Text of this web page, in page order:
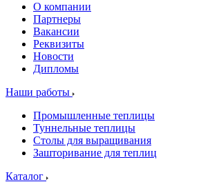
О компании
Партнеры
Вакансии
Реквизиты
Новости
Дипломы
Наши работы
Промышленные теплицы
Туннельные теплицы
Столы для выращивания
Зашторивание для теплиц
Каталог